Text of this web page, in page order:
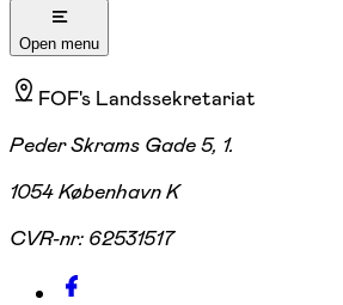
Open menu
FOF's Landssekretariat
Peder Skrams Gade 5, 1.
1054 København K
CVR-nr: 62531517